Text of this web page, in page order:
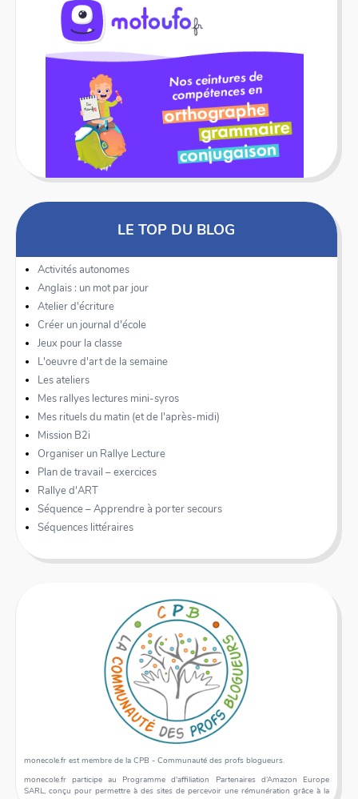
LE TOP DU BLOG
Activités autonomes
Anglais : un mot par jour
Atelier d'écriture
Créer un journal d'école
Jeux pour la classe
L'oeuvre d'art de la semaine
Les ateliers
Mes rallyes lectures mini-syros
Mes rituels du matin (et de l'après-midi)
Mission B2i
Organiser un Rallye Lecture
Plan de travail – exercices
Rallye d'ART
Séquence – Apprendre à porter secours
Séquences littéraires
monecole.fr est membre de la CPB - Communauté des profs blogueurs.
monecole.fr participe au Programme d'affiliation Partenaires d’Amazon Europe
SARL, conçu pour permettre à des sites de percevoir une rémunération grâce à la